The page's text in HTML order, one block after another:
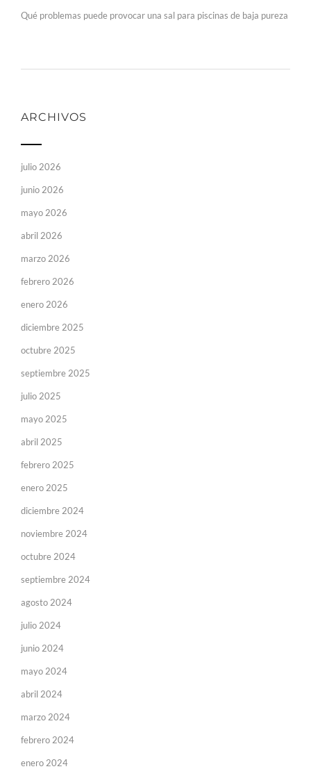
Qué problemas puede provocar una sal para piscinas de baja pureza
ARCHIVOS
julio 2026
junio 2026
mayo 2026
abril 2026
marzo 2026
febrero 2026
enero 2026
diciembre 2025
octubre 2025
septiembre 2025
julio 2025
mayo 2025
abril 2025
febrero 2025
enero 2025
diciembre 2024
noviembre 2024
octubre 2024
septiembre 2024
agosto 2024
julio 2024
junio 2024
mayo 2024
abril 2024
marzo 2024
febrero 2024
enero 2024